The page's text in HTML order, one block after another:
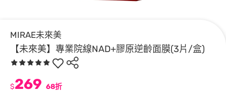
MIRAE未來美
【未來美】專業院線NAD+膠原逆齡面膜(3片/盒)
$269 68折